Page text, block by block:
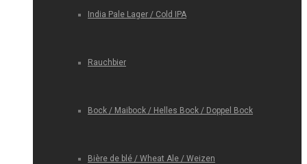
India Pale Lager / Cold IPA
Rauchbier
Bock / Maibock / Helles Bock / Doppel Bock
Bière de blé / Wheat Ale / Weizen